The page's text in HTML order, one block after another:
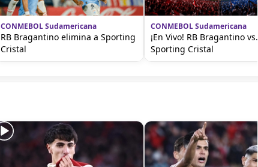
CONMEBOL Sudamericana
RB Bragantino elimina a Sporting
Cristal
CONMEBOL Sudamericana
¡En Vivo! RB Bragantino vs.
Sporting Cristal